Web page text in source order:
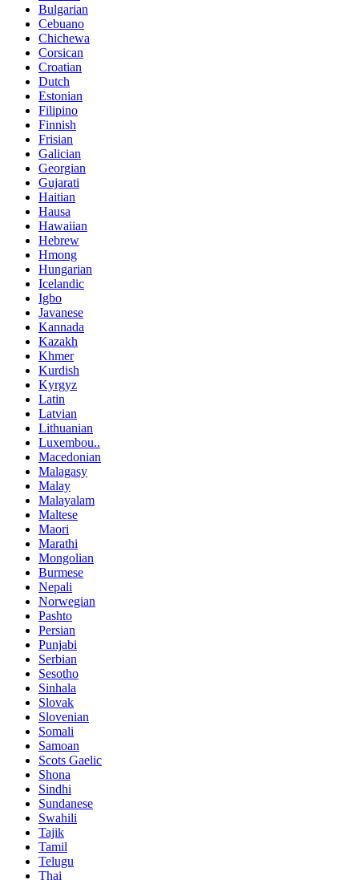
Bulgarian
Cebuano
Chichewa
Corsican
Croatian
Dutch
Estonian
Filipino
Finnish
Frisian
Galician
Georgian
Gujarati
Haitian
Hausa
Hawaiian
Hebrew
Hmong
Hungarian
Icelandic
Igbo
Javanese
Kannada
Kazakh
Khmer
Kurdish
Kyrgyz
Latin
Latvian
Lithuanian
Luxembou..
Macedonian
Malagasy
Malay
Malayalam
Maltese
Maori
Marathi
Mongolian
Burmese
Nepali
Norwegian
Pashto
Persian
Punjabi
Serbian
Sesotho
Sinhala
Slovak
Slovenian
Somali
Samoan
Scots Gaelic
Shona
Sindhi
Sundanese
Swahili
Tajik
Tamil
Telugu
Thai